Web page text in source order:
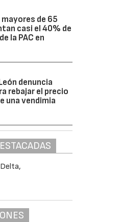
de 65
casi el 40% de
la PAC en
denuncia
rebajar el precio
una vendimia